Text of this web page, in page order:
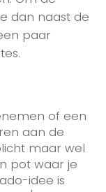
dan naast de
paar
of een
aan de
maar wel
pot waar je
idee is